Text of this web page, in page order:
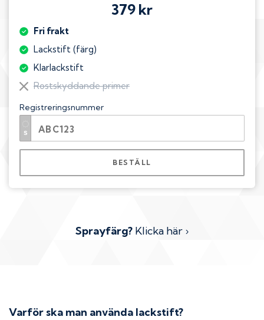
379 kr
Fri frakt
Lackstift (färg)
Klarlackstift
Rostskyddande primer
Registreringsnummer
BESTÄLL
Sprayfärg? Klicka här ›
Varför ska man använda lackstift?